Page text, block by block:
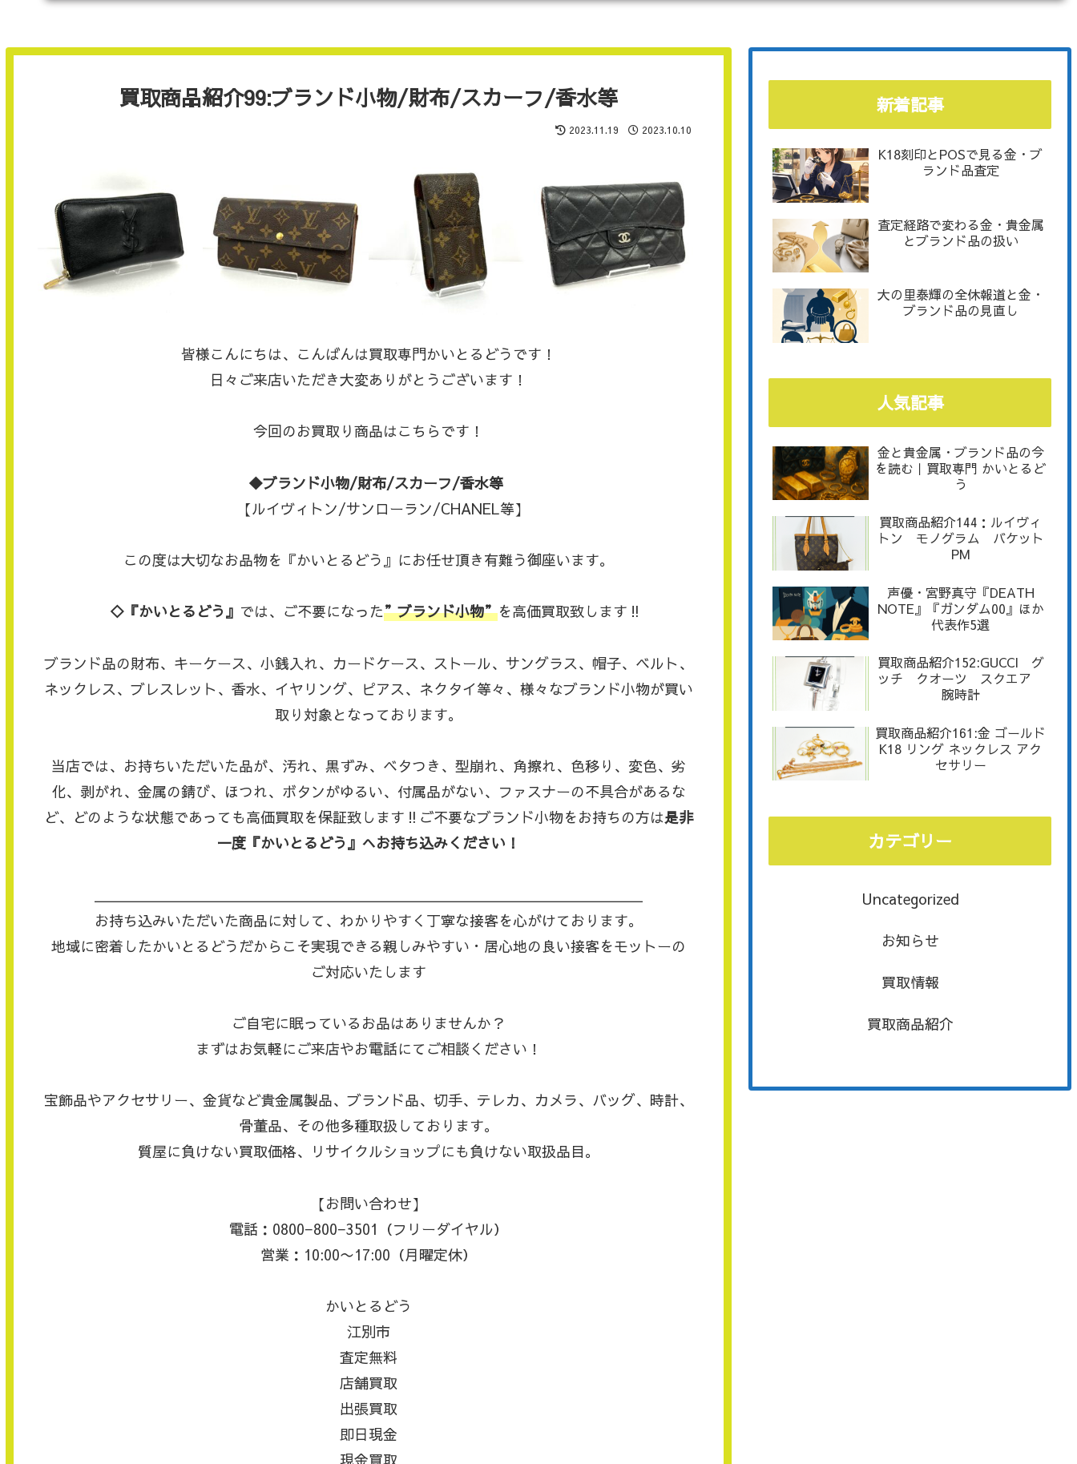
買取商品紹介99:ブランド小物/財布/スカーフ/香水等
2023.11.19 2023.10.10
皆様こんにちは、こんばんは買取専門かいとるどうです！
日々ご来店いただき大変ありがとうございます！
今回のお買取り商品はこちらです！
◆ブランド小物/財布/スカーフ/香水等
【ルイヴィトン/サンローラン/CHANEL等】
この度は大切なお品物を『かいとるどう』にお任せ頂き有難う御座います。
◇『かいとるどう』 では、ご不要になった”ブランド小物”を高価買取致します‼
ブランド品の財布、キーケース、小銭入れ、カードケース、ストール、サングラス、帽子、ベルト、
ネックレス、ブレスレット、香水、イヤリング、ピアス、ネクタイ等々、様々なブランド小物が買い
取り対象となっております。
当店では、お持ちいただいた品が、汚れ、黒ずみ、ベタつき、型崩れ、角擦れ、色移り、変色、劣
化、剥がれ、金属の錆び、ほつれ、ボタンがゆるい、付属品がない、ファスナーの不具合があるな
ど、どのような状態であっても高価買取を保証致します‼ご不要なブランド小物をお持ちの方は是非
一度『かいとるどう』へお持ち込みください！
お持ち込みいただいた商品に対して、わかりやすく丁寧な接客を心がけております。
地域に密着したかいとるどうだからこそ実現できる親しみやすい・居心地の良い接客をモットーの
ご対応いたします
ご自宅に眠っているお品はありませんか？
まずはお気軽にご来店やお電話にてご相談ください！
宝飾品やアクセサリー、金貨など貴金属製品、ブランド品、切手、テレカ、カメラ、バッグ、時計、
骨董品、その他多種取扱しております。
質屋に負けない買取価格、リサイクルショップにも負けない取扱品目。
【お問い合わせ】
電話：0800−800−3501（フリーダイヤル）
営業：10:00〜17:00（月曜定休）
かいとるどう
江別市
査定無料
店舗買取
出張買取
即日現金
現金買取
新着記事
K18刻印とPOSで見る金・ブ
ランド品査定
査定経路で変わる金・貴金属
とブランド品の扱い
大の里泰輝の全休報道と金・
ブランド品の見直し
人気記事
金と貴金属・ブランド品の今
を読む｜買取専門 かいとるど
う
買取商品紹介144：ルイヴィ
トン モノグラム バケット
PM
声優・宮野真守『DEATH
NOTE』『ガンダム00』ほか
代表作5選
買取商品紹介152:GUCCI グ
ッチ クオーツ スクエア
腕時計
買取商品紹介161:金 ゴールド
K18 リング ネックレス アク
セサリー
カテゴリー
Uncategorized
お知らせ
買取情報
買取商品紹介